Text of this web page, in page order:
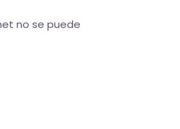
no se puede